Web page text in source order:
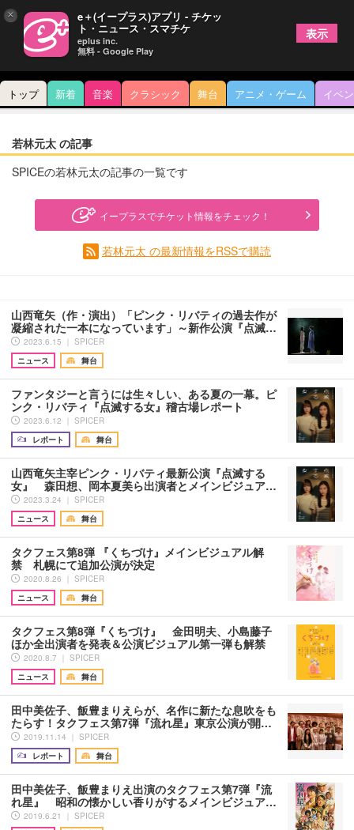
トップ 新着 音楽 クラシック 舞台 アニメ・ゲーム イベ
若林元太 の記事
SPICEの若林元太の記事の一覧です
イープラスでチケット情報をチェック！
若林元太 の最新情報をRSSで購読
山西竜矢（作・演出）「ピンク・リバティの過去作が
凝縮された一本になっています」～新作公演『点滅…
2023.6.15 ｜ SPICER
ニュース
舞台
ファンタジーと言うには生々しい、ある夏の一幕。ピ
ンク・リバティ『点滅する女』稽古場レポート
2023.6.12 ｜ SPICER
レポート
舞台
山西竜矢主宰ピンク・リバティ最新公演『点滅する
女』 森田想、岡本夏美ら出演者とメインビジュア…
2023.3.24 ｜ SPICER
ニュース
舞台
タクフェス第8弾 『くちづけ』メインビジュアル解
禁 札幌にて追加公演が決定
2020.8.26 ｜ SPICER
ニュース
舞台
タクフェス第8弾『くちづけ』 金田明夫、小島藤子
ほか全出演者を発表＆公演ビジュアル第一弾も解禁
2020.8.7 ｜ SPICER
ニュース
舞台
田中美佐子、飯豊まりえらが、名作に新たな息吹をも
たらす！タクフェス第7弾『流れ星』東京公演が開…
2019.11.14 ｜ SPICER
レポート
舞台
田中美佐子、飯豊まりえ出演のタクフェス第7弾『流
れ星』 昭和の懐かしい香りがするメインビジュア…
2019.6.21 ｜ SPICER
× e＋(イープラス)アプリ - チケッ
ト・ニュース・スマチケ
eplus inc.
無料 - Google Play
表示